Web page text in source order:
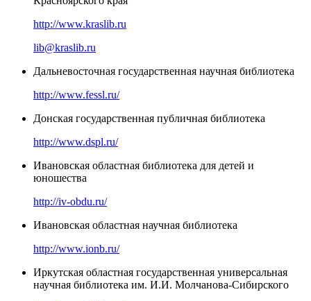
http://www.kraslib.ru
lib@kraslib.ru
Дальневосточная государственная научная библиотека
http://www.fessl.ru/
Донская государственная публичная библиотека
http://www.dspl.ru/
Ивановская областная библиотека для детей и
юношества
http://iv-obdu.ru/
Ивановская областная научная библиотека
http://www.ionb.ru/
Иркутская областная государственная универсальная
научная библиотека им. И.И. Молчанова-Сибирского